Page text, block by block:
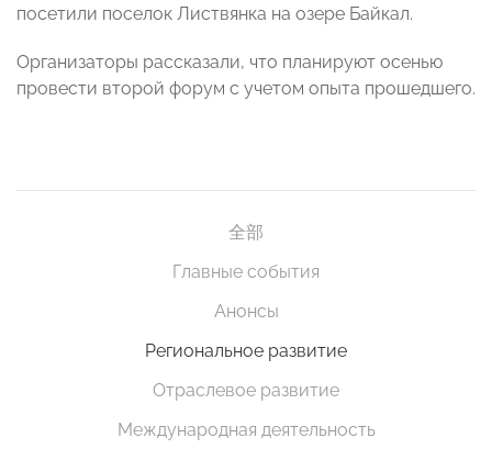
посетили поселок Листвянка на озере Байкал.
Организаторы рассказали, что планируют осенью
провести второй форум с учетом опыта прошедшего.
全部
Главные события
Анонсы
Региональное развитие
Отраслевое развитие
Международная деятельность